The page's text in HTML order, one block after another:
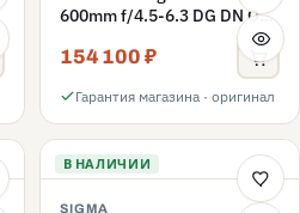
600mm f/4.5-6.3 DG DN OS
154 100 ₽
Гарантия магазина · оригинал
В НАЛИЧИИ
SIGMA